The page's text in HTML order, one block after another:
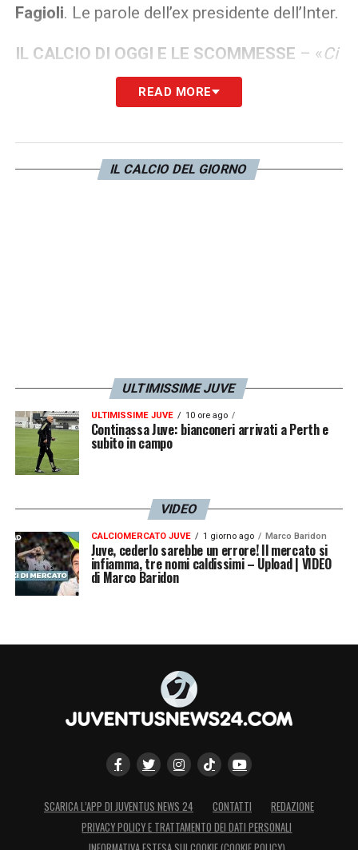
Fagioli. Le parole dell’ex presidente dell’Inter.
IL CALCIO DI OGGI E LE SCOMMESSE – «Ci
stupiamo, giustamente, se un giocatore
scommette sulle partite, ma dimentichiamo
piaceva, e piace, a me».
READ MORE
IL CALCIO DEL GIORNO
ULTIMISSIME JUVE
ULTIMISSIME JUVE 10 ore ago
Continassa Juve: bianconeri arrivati a Perth e
subito in campo
VIDEO
CALCIOMERCATO JUVE 1 giorno ago Marco Baridon
Juve, cederlo sarebbe un errore! Il mercato si
infiamma, tre nomi caldissimi – Upload | VIDEO
di Marco Baridon
SCARICA L’APP DI JUVENTUS NEWS 24 CONTATTI
REDAZIONE
PRIVACY POLICY E TRATTAMENTO DEI DATI PERSONALI